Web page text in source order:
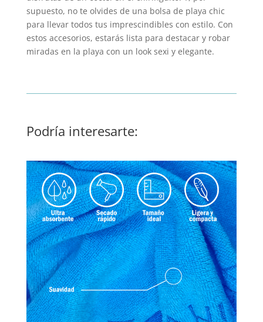
supuesto, no te olvides de una bolsa de playa chic
para llevar todos tus imprescindibles con estilo. Con
estos accesorios, estarás lista para destacar y robar
miradas en la playa con un look sexi y elegante.
Podría interesarte: